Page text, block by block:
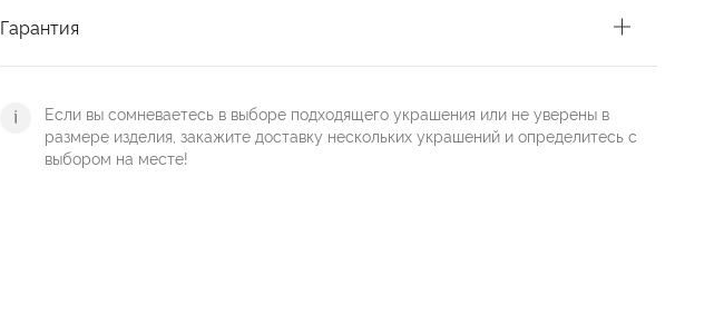
Гарантия
Если вы сомневаетесь в выборе подходящего украшения или не уверены в
размере изделия, закажите доставку нескольких украшений и определитесь с
выбором на месте!